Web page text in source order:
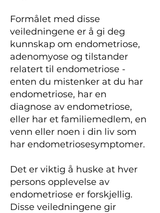
Formålet med disse
veiledningene er å gi deg
kunnskap om endometriose,
adenomyose og tilstander
relatert til endometriose -
enten du mistenker at du har
endometriose, har en
diagnose av endometriose,
eller har et familiemedlem, en
venn eller noen i din liv som
har endometriosesymptomer.
Det er viktig å huske at hver
persons opplevelse av
endometriose er forskjellig.
Disse veiledningene gir